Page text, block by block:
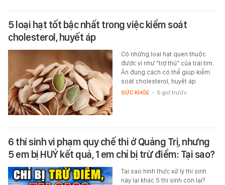
5 loại hạt tốt bậc nhất trong việc kiểm soát
cholesterol, huyết áp
Có những loại hạt quen thuộc
được ví như "trợ thủ" của trái tim.
Ăn đúng cách có thể giúp kiểm
soát cholesterol, huyết áp.
SỨC KHỎE - 5 giờ trước
6 thí sinh vi phạm quy chế thi ở Quảng Trị, nhưng
5 em bị HUỶ kết quả, 1 em chỉ bị trừ điểm: Tại sao?
Tại sao hình thức xử lý thí sinh
này lại khác 5 thí sinh còn lại?